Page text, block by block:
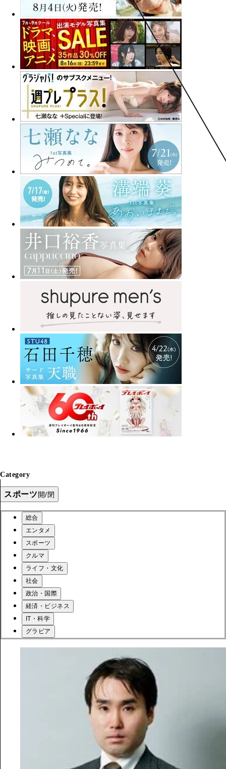
Category
スポーツ開/閉
総合
エンタメ
スポーツ
クルマ
ライフ・文化
社会
政治・国際
経済・ビジネス
IT・科学
グラビア